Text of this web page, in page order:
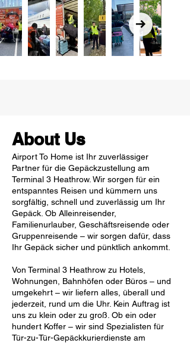
About Us
Airport To Home ist Ihr zuverlässiger
Partner für die Gepäckzustellung am
Terminal 3 Heathrow. Wir sorgen für ein
entspanntes Reisen und kümmern uns
sorgfältig, schnell und zuverlässig um Ihr
Gepäck. Ob Alleinreisender,
Familienurlauber, Geschäftsreisende oder
Gruppenreisende – wir sorgen dafür, dass
Ihr Gepäck sicher und pünktlich ankommt.
Von Terminal 3 Heathrow zu Hotels,
Wohnungen, Bahnhöfen oder Büros – und
umgekehrt – wir liefern alles, überall und
jederzeit, rund um die Uhr. Kein Auftrag ist
uns zu klein oder zu groß. Ob ein oder
hundert Koffer – wir sind Spezialisten für
Tür-zu-Tür-Gepäckkurierdienste am